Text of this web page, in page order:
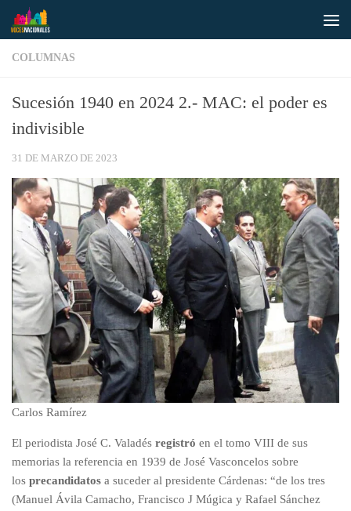
Saltar al contenido
COLUMNAS
Sucesión 1940 en 2024 2.- MAC: el poder es
indivisible
31 DE MARZO DE 2023
Carlos Ramírez
El periodista José C. Valadés registró en el tomo VIII de sus
memorias la referencia en 1939 de José Vasconcelos sobre
los precandidatos a suceder al presidente Cárdenas: “de los tres
(Manuel Ávila Camacho, Francisco J Múgica y Rafael Sánchez